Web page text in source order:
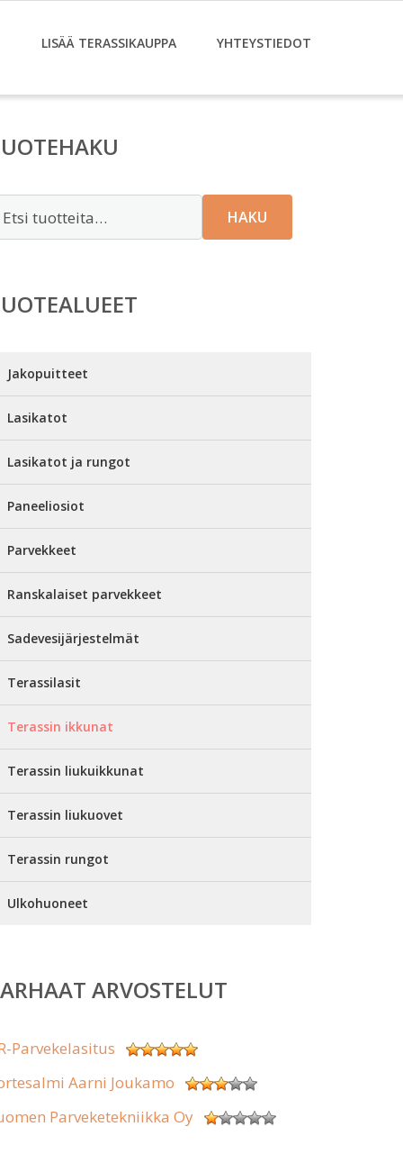
LISÄÄ TERASSIKAUPPA YHTEYSTIEDOT
HAKU
Jakopuitteet
Lasikatot
Lasikatot ja rungot
Paneeliosiot
Parvekkeet
Ranskalaiset parvekkeet
Sadevesijärjestelmät
Terassilasit
Terassin ikkunat
Terassin liukuikkunat
Terassin liukuovet
Terassin rungot
Ulkohuoneet
ARVOSTELUT
Parvekelasitus
Aarni Joukamo
Parveketekniikka Oy